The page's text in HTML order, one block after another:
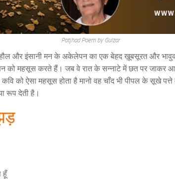
Patjhad Poem by Gulzar
और इंसानी मन के अकेलेपन का एक बेहद ख़ूबसूरत और
को महसूस करते हैं। जब वे रात के सन्नाटे में छत पर जाकर
को ऐसा महसूस होता है मानो वह चाँद भी पीपल के सूखे
रूप देती है।
हूँ